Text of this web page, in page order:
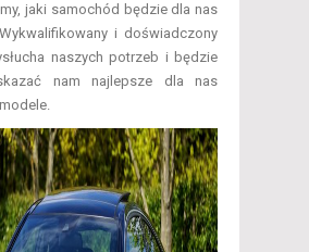
jaki samochód będzie dla nas
i doświadczony
naszych potrzeb i będzie
nam najlepsze dla nas